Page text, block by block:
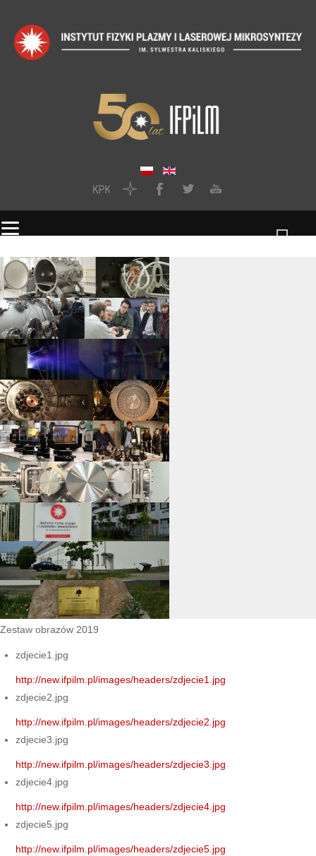
Zestaw obrazów 2019
zdjecie1.jpg
http://new.ifpilm.pl/images/headers/zdjecie1.jpg
zdjecie2.jpg
http://new.ifpilm.pl/images/headers/zdjecie2.jpg
zdjecie3.jpg
http://new.ifpilm.pl/images/headers/zdjecie3.jpg
zdjecie4.jpg
http://new.ifpilm.pl/images/headers/zdjecie4.jpg
zdjecie5.jpg
http://new.ifpilm.pl/images/headers/zdjecie5.jpg